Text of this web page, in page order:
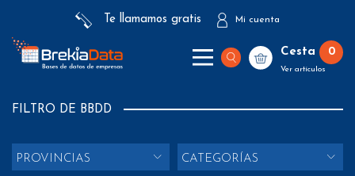
Te llamamos gratis Mi cuenta
Cesta 0
Ver artículos
FILTRO DE BBDD
PROVINCIAS CATEGORÍAS